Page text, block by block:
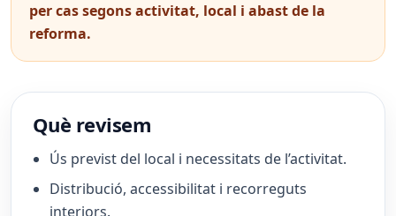
per cas segons activitat, local i abast de la
reforma.
Què revisem
Ús previst del local i necessitats de l’activitat.
Distribució, accessibilitat i recorreguts
interiors.